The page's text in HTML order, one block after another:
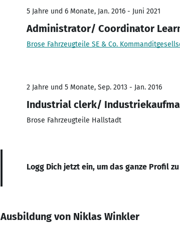
5 Jahre und 6 Monate, Jan. 2016 - Juni 2021
Administrator/ Coordinator
Brose Fahrzeugteile SE & Co.
2 Jahre und 5 Monate, Sep. 2013 - Jan. 2016
Industrial clerk/
Brose Fahrzeugteile Hallstadt
Logg Dich jetzt ein, um das ganze Profil
Ausbildung von Niklas Winkler